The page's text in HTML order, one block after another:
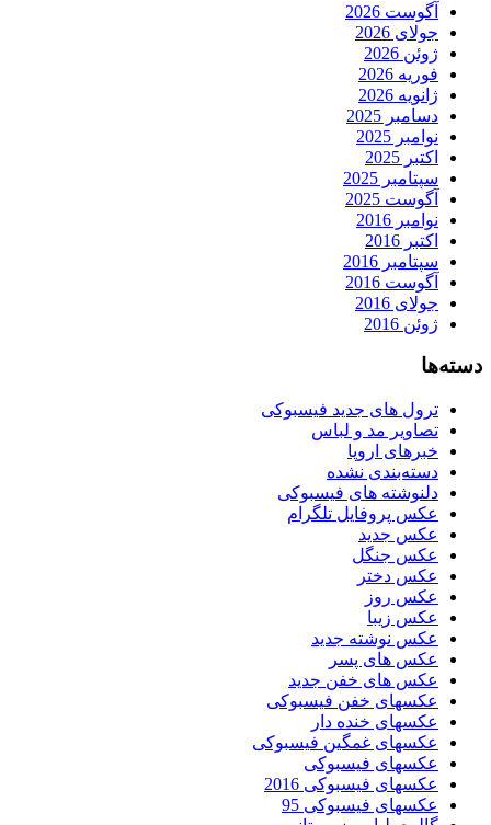
آگوست 2026
جولای 2026
ژوئن 2026
فوریه 2026
ژانویه 2026
دسامبر 2025
نوامبر 2025
اکتبر 2025
سپتامبر 2025
آگوست 2025
نوامبر 2016
اکتبر 2016
سپتامبر 2016
آگوست 2016
جولای 2016
ژوئن 2016
دسته‌ها
ترول های جدید فیسبوکی
تصاویر مد و لباس
خبرهای اروپا
دسته‌بندی نشده
دلنوشته های فیسبوکی
عکس پروفایل تلگرام
عکس جدید
عکس جنگل
عکس دختر
عکس روز
عکس زیبا
عکس نوشته جدید
عکس های پسر
عکس های خفن جدید
عکسهای خفن فیسبوکی
عکسهای خنده دار
عکسهای غمگین فیسبوکی
عکسهای فیسبوکی
عکسهای فیسبوکی 2016
عکسهای فیسبوکی 95